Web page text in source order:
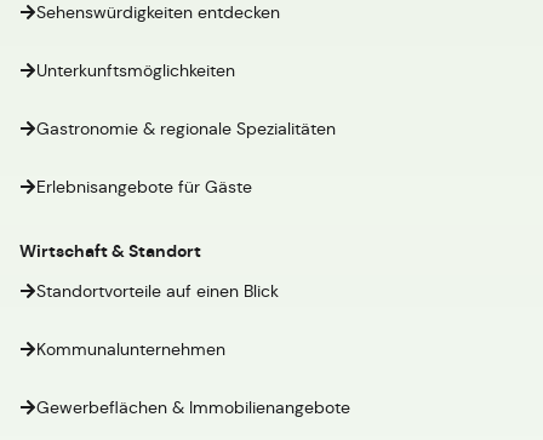
Sehenswürdigkeiten entdecken
Unterkunftsmöglichkeiten
Gastronomie & regionale Spezialitäten
Erlebnisangebote für Gäste
Wirtschaft & Standort
Standortvorteile auf einen Blick
Kommunalunternehmen
Gewerbeflächen & Immobilienangebote